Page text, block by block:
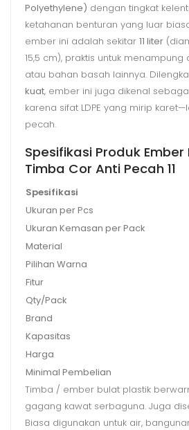
GROSIR
Polyethylene) dengan tingkat
ketahanan benturan yang luar
ember ini adalah sekitar 11 liter
15,5 cm), praktis untuk menampung
atau bahan basah lainnya.
kuat, ember ini juga dikenal
karena sifat LDPE yang mirip
pecah.
Spesifikasi Produk
Timba Cor Anti Pecah 11
Spesifikasi
Ukuran per Pcs
Ukuran Kemasan per Pack
Material
Pilihan Warna
Fitur
Qty/Pack
Brand
Kapasitas
Harga
Minimal Pembelian
Timba / ember bulat plastik
gagang kawat serbaguna. Juga
Biasa digunakan untuk air,